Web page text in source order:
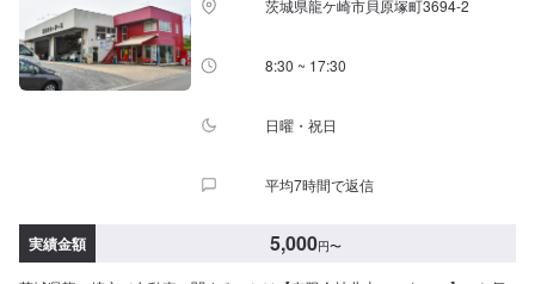
【定休日・営業時間】定休日：日曜日祝日第二土曜日営業時間：8:30~17:30
茨城県龍ケ崎市貝原塚町3694-2
8:30 ~ 17:30
日曜・祝日
平均7時間で返信
実績金額 5,000円〜